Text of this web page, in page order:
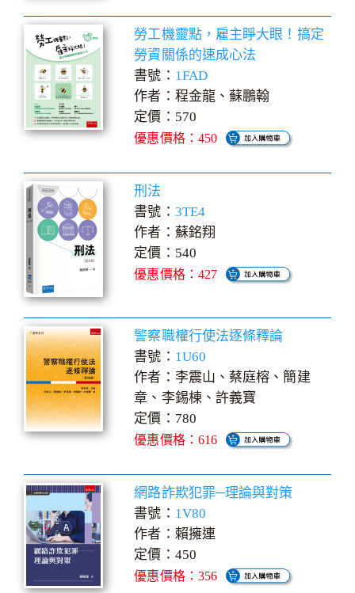
勞工機靈點，雇主睜大眼！搞定
勞資關係的速成心法
書號： 1FAD
作者：程金龍、蘇鵬翰
定價：570
優惠價格：450
刑法
書號： 3TE4
作者：蘇銘翔
定價：540
優惠價格：427
警察職權行使法逐條釋論
書號： 1U60
作者：李震山、蔡庭榕、簡建
章、李錫棟、許義寶
定價：780
優惠價格：616
網路詐欺犯罪─理論與對策
書號： 1V80
作者：賴擁連
定價：450
優惠價格：356